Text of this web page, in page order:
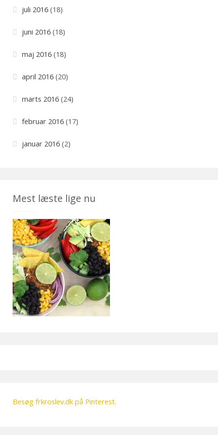
juli 2016(18)
juni 2016(18)
maj 2016(18)
april 2016(20)
marts 2016(24)
februar 2016(17)
januar 2016(2)
Mest læste lige nu
Besøg frkroslev.dk på Pinterest.